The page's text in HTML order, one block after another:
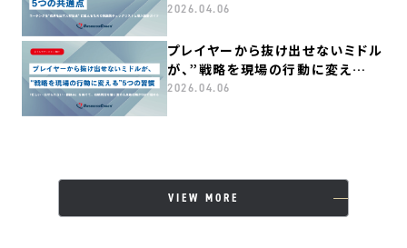
2026.04.06
プレイヤーから抜け出せないミドル
が、”戦略を現場の行動に変え
る”５つの習慣
2026.04.06
VIEW MORE